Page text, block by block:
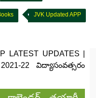
JVK Updated APP
LATEST UPDATES
2021-22 విద్యాసంవత్సరం